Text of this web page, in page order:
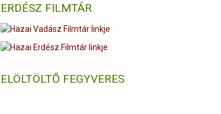
ERDÉSZ FILMTÁR
ELÖLTÖLTŐ FEGYVERES